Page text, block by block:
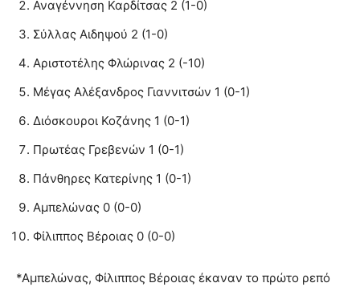
Αναγέννηση Καρδίτσας 2 (1-0)
Σύλλας Αιδηψού 2 (1-0)
Αριστοτέλης Φλώρινας 2 (-10)
Μέγας Αλέξανδρος Γιαννιτσών 1 (0-1)
Διόσκουροι Κοζάνης 1 (0-1)
Πρωτέας Γρεβενών 1 (0-1)
Πάνθηρες Κατερίνης 1 (0-1)
Αμπελώνας 0 (0-0)
Φίλιππος Βέροιας 0 (0-0)
*Αμπελώνας, Φίλιππος Βέροιας έκαναν το πρώτο ρεπό